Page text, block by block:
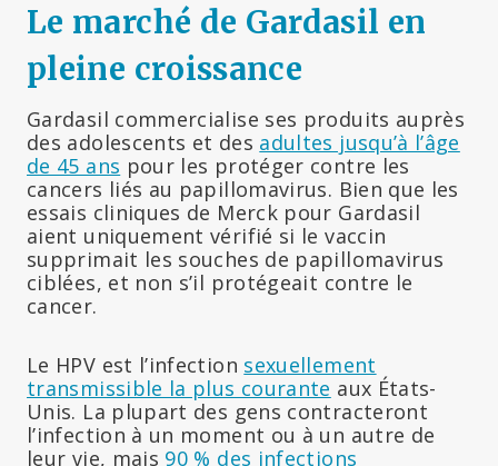
Le marché de Gardasil en
pleine croissance
Gardasil commercialise ses produits auprès
des adolescents et des adultes jusqu’à l’âge
de 45 ans pour les protéger contre les
cancers liés au papillomavirus. Bien que les
essais cliniques de Merck pour Gardasil
aient uniquement vérifié si le vaccin
supprimait les souches de papillomavirus
ciblées, et non s’il protégeait contre le
cancer.
Le HPV est l’infection sexuellement
transmissible la plus courante aux États-
Unis. La plupart des gens contracteront
l’infection à un moment ou à un autre de
leur vie, mais 90 % des infections